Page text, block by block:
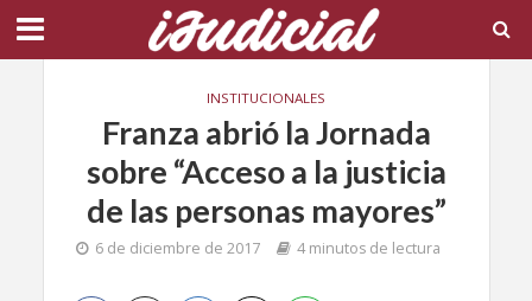
INSTITUCIONALES
Franza abrió la Jornada
sobre “Acceso a la justicia
de las personas mayores”
6 de diciembre de 2017 4 minutos de lectura